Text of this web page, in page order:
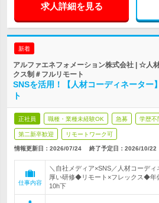
求人詳細を見る
新着
アルファエネフォメーション株式会社 | ☆人
クス制＃フルリモート
SNSを活用！【人材コーディネーター
ト
正社員 職種・業種未経験OK 急募 学歴不
第二新卒歓迎 リモートワーク可
情報更新日：2026/07/24 終了予定日： 2026/10/22
仕事内容
＼自社メディア×SNS／人材コーデ
厚い研修◆リモート×フレックス◆年
10h下